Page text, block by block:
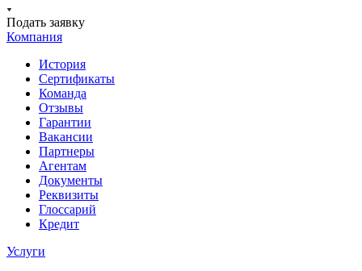
Подать заявку
Компания
История
Сертификаты
Команда
Отзывы
Гарантии
Вакансии
Партнеры
Агентам
Документы
Реквизиты
Глоссарий
Кредит
Услуги